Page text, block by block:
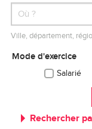
Ville, département,
Mode d'exercice
Salarié
Rechercher